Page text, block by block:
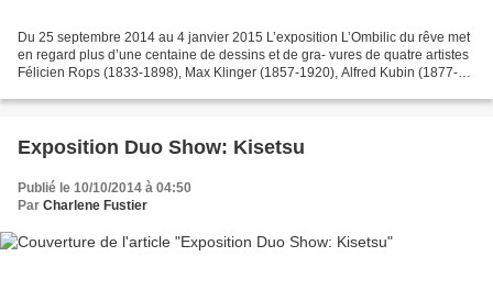
Du 25 septembre 2014 au 4 janvier 2015 L’exposition L’Ombilic du rêve met
en regard plus d’une centaine de dessins et de gra- vures de quatre artistes
Félicien Rops (1833-1898), Max Klinger (1857-1920), Alfred Kubin (1877-
Exposition Duo Show: Kisetsu
Publié le 10/10/2014 à 04:50
Par Charlene Fustier